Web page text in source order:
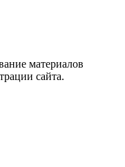
материалов
сайта.